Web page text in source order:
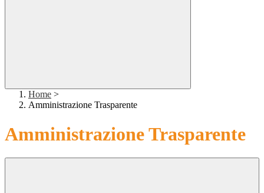
Home >
Amministrazione Trasparente
Amministrazione Trasparente